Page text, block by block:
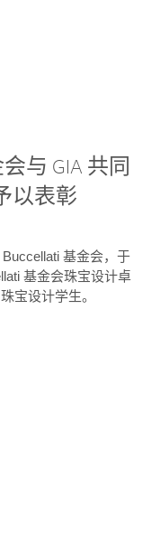
与 GIA 共同
以表彰
基金会，于
基金会珠宝设计卓
宝设计学生。